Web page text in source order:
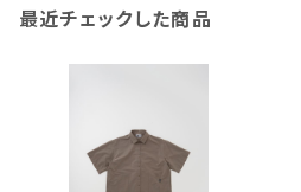
最近チェックした商品